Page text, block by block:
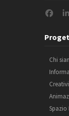
Chi
Spazio